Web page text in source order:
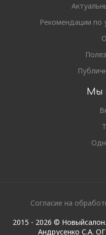
Рекомендации по
Мы
Согласие на
2015 - 2026 ©
Андрусенко С.А.